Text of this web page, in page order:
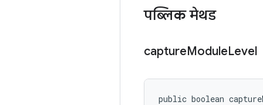
पब्लिक मेथड
captureModuleLevel
public boolean